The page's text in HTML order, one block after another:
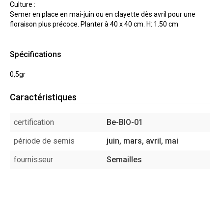
Culture :
Semer en place en mai-juin ou en clayette dès avril pour une
floraison plus précoce. Planter à 40 x 40 cm. H: 1.50 cm
Spécifications
0,5gr
Caractéristiques
certification
Be-BIO-01
période de semis
juin, mars, avril, mai
fournisseur
Semailles